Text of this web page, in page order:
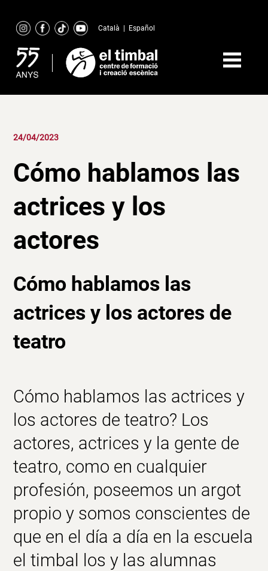
content
Català Español
24/04/2023
Cómo hablamos las
actrices y los
actores
Cómo hablamos las
actrices y los actores de
teatro
Cómo hablamos las actrices y
los actores de teatro? Los
actores, actricesy la gente de
teatro, como en cualquier
profesión, poseemos un argot
propio y somos conscientes de
que en el día a día en la escuela
el timbal
los y las alumnas